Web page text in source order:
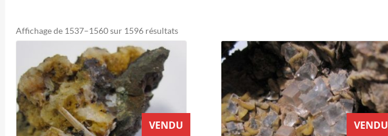
Affichage de 1537–1560 sur 1596 résultatsTrié
du
VENDU VENDU